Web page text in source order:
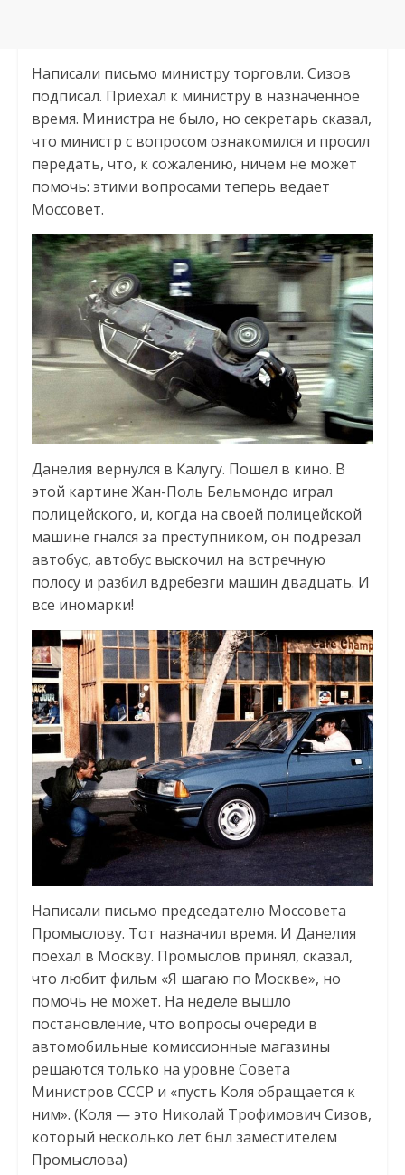
Написали письмо министру торговли. Сизов
подписал. Приехал к министру в назначенное
время. Министра не было, но секретарь сказал,
что министр с вопросом ознакомился и просил
передать, что, к сожалению, ничем не может
помочь: этими вопросами теперь ведает
Моссовет.
Данелия вернулся в Калугу. Пошел в кино. В
этой картине Жан-Поль Бельмондо играл
полицейского, и, когда на своей полицейской
машине гнался за преступником, он подрезал
автобус, автобус выскочил на встречную
полосу и разбил вдребезги машин двадцать. И
все иномарки!
Написали письмо председателю Моссовета
Промыслову. Тот назначил время. И Данелия
поехал в Москву. Промыслов принял, сказал,
что любит фильм «Я шагаю по Москве», но
помочь не может. На неделе вышло
постановление, что вопросы очереди в
автомобильные комиссионные магазины
решаются только на уровне Совета
Министров СССР и «пусть Коля обращается к
ним». (Коля — это Николай Трофимович Сизов,
который несколько лет был заместителем
Промыслова)